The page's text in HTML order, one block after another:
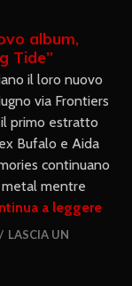
album,
Tide”
il loro nuovo
via Frontiers
il primo estratto
Bufalo e Aida
continuano
mentre
a leggere
LASCIA UN